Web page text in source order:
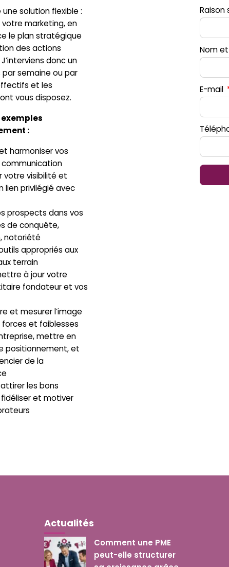
solution flexible :
marketing, en
le plan stratégique
des actions
donc un
semaine ou par
et les
vous disposez.
:
harmoniser vos
votre visibilité et
lien privilégié avec
prospects dans vos
de conquête,
notoriété
appropriés aux
terrain
à jour votre
fondateur et vos
et mesurer l’image
forces et faiblesses
mettre en
positionnement, et
de la
les bons
et motiver
Raison
Nom
E-mail
Actualités
Comment une PME
peut-elle structurer